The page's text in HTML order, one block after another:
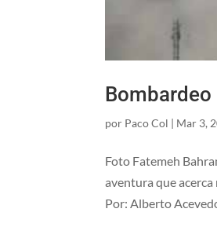
Bombardeo
por Paco Col | Mar 3,
Foto Fatemeh
aventura que
Por: Alberto